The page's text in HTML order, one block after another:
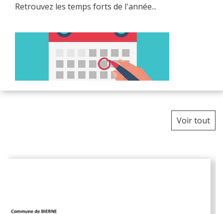
Retrouvez les temps forts de l'année...
Voir tout